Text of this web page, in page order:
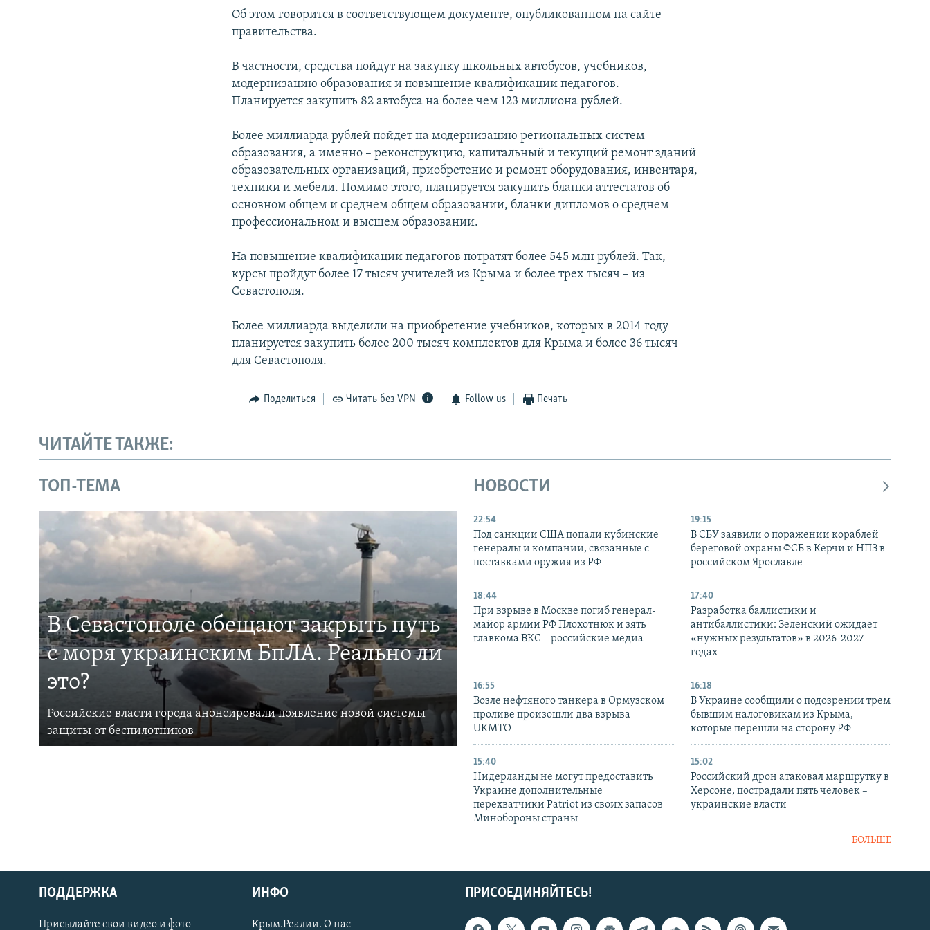
Українською
Об этом говорится в соответствующем документе, опубликованном на сайте
правительства.
В частности, средства пойдут на закупку школьных автобусов, учебников,
модернизацию образования и повышение квалификации педагогов.
Планируется закупить 82 автобуса на более чем 123 миллиона рублей.
Более миллиарда рублей пойдет на модернизацию региональных систем
образования, а именно – реконструкцию, капитальный и текущий ремонт зданий
образовательных организаций, приобретение и ремонт оборудования, инвентаря,
техники и мебели. Помимо этого, планируется закупить бланки аттестатов об
основном общем и среднем общем образовании, бланки дипломов о среднем
профессиональном и высшем образовании.
На повышение квалификации педагогов потратят более 545 млн рублей. Так,
курсы пройдут более 17 тысяч учителей из Крыма и более трех тысяч – из
Севастополя.
Более миллиарда выделили на приобретение учебников, которых в 2014 году
планируется закупить более 200 тысяч комплектов для Крыма и более 36 тысяч
для Севастополя.
Поделиться Читать без VPN Follow us Печать
ЧИТАЙТЕ ТАКЖЕ:
ТОП-ТЕМА
В Севастополе обещают закрыть путь
с моря украинским БпЛА. Реально ли
это?
Российские власти города анонсировали появление новой системы
защиты от беспилотников
НОВОСТИ
22:54
Под санкции США попали кубинские
генералы и компании, связанные с
поставками оружия из РФ
19:15
В СБУ заявили о поражении кораблей
береговой охраны ФСБ в Керчи и НПЗ в
российском Ярославле
18:44
При взрыве в Москве погиб генерал-
майор армии РФ Плохотнюк и зять
главкома ВКС – российские медиа
17:40
Разработка баллистики и
антибаллистики: Зеленский ожидает
«нужных результатов» в 2026-2027
годах
16:55
Возле нефтяного танкера в Ормузском
проливе произошли два взрыва –
UKMTO
16:18
В Украине сообщили о подозрении трем
бывшим налоговикам из Крыма,
которые перешли на сторону РФ
15:40
Нидерланды не могут предоставить
Украине дополнительные
перехватчики Patriot из своих запасов –
Минобороны страны
15:02
Российский дрон атаковал маршрутку в
Херсоне, пострадали пять человек –
украинские власти
БОЛЬШЕ
ПРИСОЕДИНЯЙТЕСЬ!
ПОДДЕРЖКА
Присылайте свои видео и фото
ИНФО
Крым.Реалии. О нас